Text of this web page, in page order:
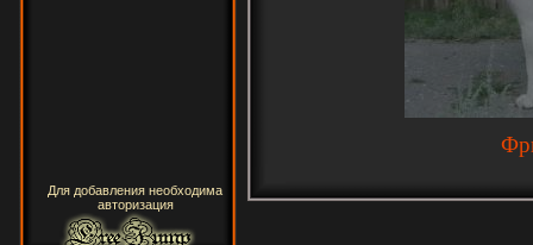
Для добавления необходима
авторизация